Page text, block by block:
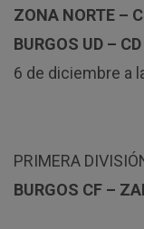
ZONA NORTE –
BURGOS UD –
6 de diciembre a
PRIMERA
BURGOS CF –